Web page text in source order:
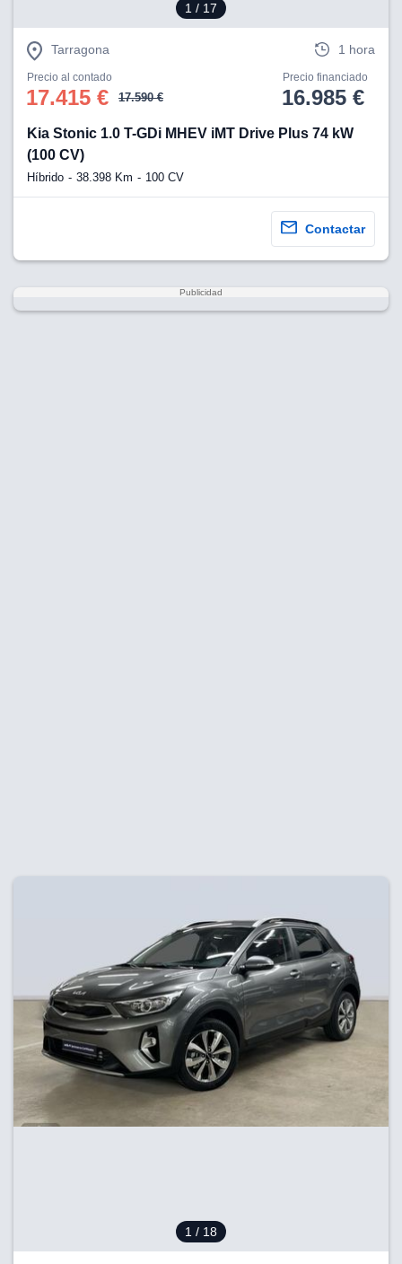
1 / 17
Tarragona 1 hora
Precio al contado
17.415 € 17.590 €
Precio financiado
16.985 €
Kia Stonic 1.0 T-GDi MHEV iMT Drive Plus 74 kW
(100 CV)
Híbrido 38.398 Km 100 CV
Contactar
1 / 18